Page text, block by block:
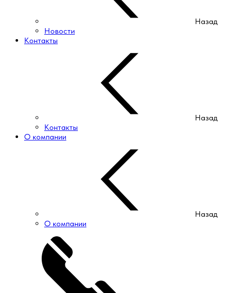
Назад
Новости
Контакты
Назад
Контакты
О компании
Назад
О компании